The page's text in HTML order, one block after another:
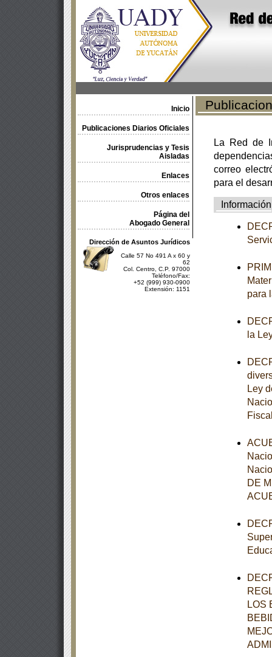
Inicio
Publicaciones Diarios Oficiales
Jurisprudencias y Tesis
Aisladas
Enlaces
Otros enlaces
Página del
Abogado General
Dirección de Asuntos Jurídicos
Calle 57 No 491 A x 60 y
62
Col. Centro, C.P. 97000
Teléfono/Fax:
+52 (999) 930-0900
Extensión: 1151
La Red de
correo
para el
Información
para
la
Ley
DE
LOS